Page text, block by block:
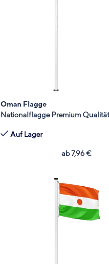
Oman Flagge
Nationalflagge Premium Qualität
Auf Lager
ab7,96€